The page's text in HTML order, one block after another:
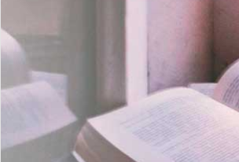
6º AO 9º ANO
Inglês: Turmas
(Proficiência)